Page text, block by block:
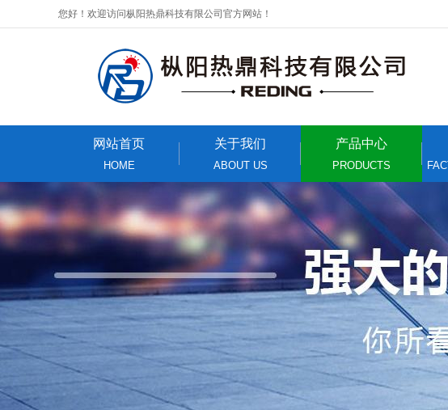
您好！欢迎访问枞阳热鼎科技有限公司官方网站！
网站首页
HOME
关于我们
ABOUT US
产品中心
PRODUCTS